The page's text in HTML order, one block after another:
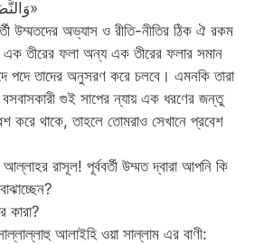
وَالنَّصَارَى. قَالَ: فَمَنْ؟»
উম্মতদের অভ্যাস ও রীতি-নীতির ঠিক ঐ রকম
তীরের ফলা অন্য এক তীরের ফলার সমান
পদে তাদের অনুসরণ করে চলবে। এমনকি তারা
গুই সাপের ন্যায় এক ধরণের জন্তু
করে থাকে, তাহলে তোমরাও সেখানে প্রবেশ
রাসূল! পূর্ববর্তী উম্মত দ্বারা আপনি কি
কারা?
আলাইহি ওয়া সাল্লাম এর বাণী: